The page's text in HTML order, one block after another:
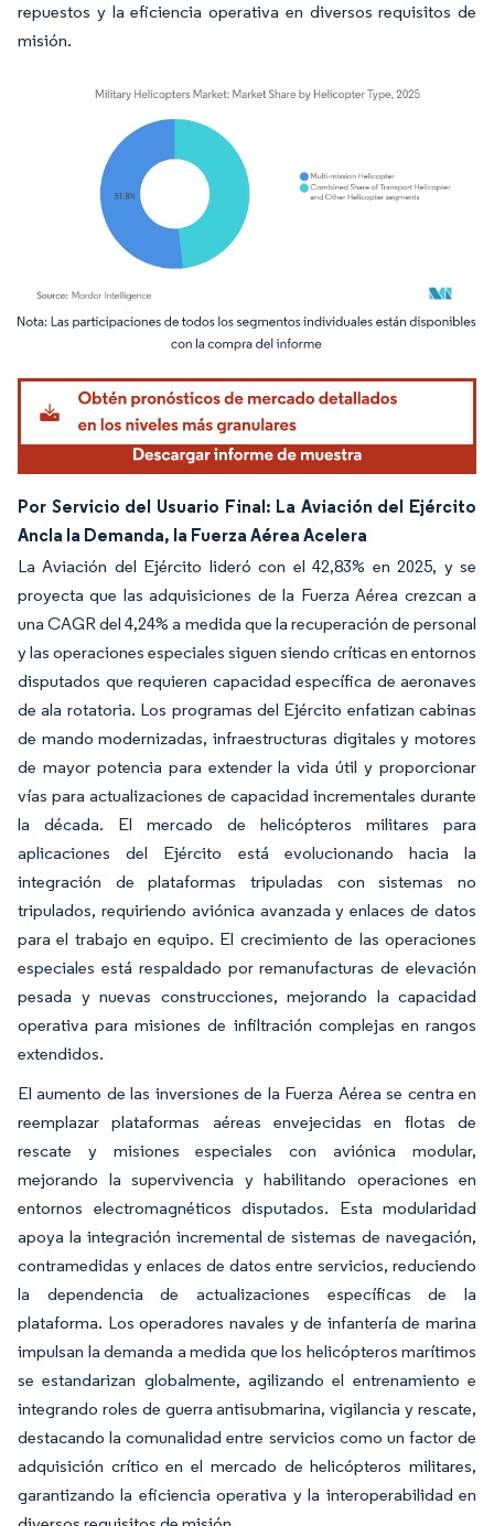
repuestos y la eficiencia operativa en diversos requisitos de
misión.
Imagen © Mordor Intelligence. El uso requiere atribución según CC BY 4.0.
Por Servicio del Usuario Final: La Aviación del Ejército
Ancla la Demanda, la Fuerza Aérea Acelera
La Aviación del Ejército lideró con el 42,83% en 2025, y se
proyecta que las adquisiciones de la Fuerza Aérea crezcan a
una CAGR del 4,24% a medida que la recuperación de personal
y las operaciones especiales siguen siendo críticas en entornos
disputados que requieren capacidad específica de aeronaves
de ala rotatoria. Los programas del Ejército enfatizan cabinas
de mando modernizadas, infraestructuras digitales y motores
de mayor potencia para extender la vida útil y proporcionar
vías para actualizaciones de capacidad incrementales durante
la década. El mercado de helicópteros militares para
aplicaciones del Ejército está evolucionando hacia la
integración de plataformas tripuladas con sistemas no
tripulados, requiriendo aviónica avanzada y enlaces de datos
para el trabajo en equipo. El crecimiento de las operaciones
especiales está respaldado por remanufacturas de elevación
pesada y nuevas construcciones, mejorando la capacidad
operativa para misiones de infiltración complejas en rangos
extendidos.
El aumento de las inversiones de la Fuerza Aérea se centra en
reemplazar plataformas aéreas envejecidas en flotas de
rescate y misiones especiales con aviónica modular,
mejorando la supervivencia y habilitando operaciones en
entornos electromagnéticos disputados. Esta modularidad
apoya la integración incremental de sistemas de navegación,
contramedidas y enlaces de datos entre servicios, reduciendo
la dependencia de actualizaciones específicas de la
plataforma. Los operadores navales y de infantería de marina
impulsan la demanda a medida que los helicópteros marítimos
se estandarizan globalmente, agilizando el entrenamiento e
integrando roles de guerra antisubmarina, vigilancia y rescate,
destacando la comunalidad entre servicios como un factor de
adquisición crítico en el mercado de helicópteros militares,
garantizando la eficiencia operativa y la interoperabilidad en